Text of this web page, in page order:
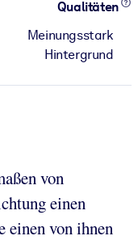
Qualitäten
Meinungsstark
Hintergrund
von
einen
einen von ihnen